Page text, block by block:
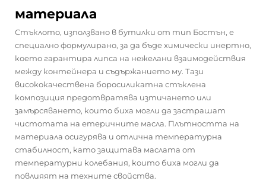
материала
Стъклото, използвано в бутилки от тип Бостън, е
специално формулирано, за да бъде химически инертно,
което гарантира липса на нежелани взаимодействия
между контейнера и съдържанието му. Тази
висококачествена боросиликатна стъклена
композиция предотвратява изтичането или
замърсяването, които биха могли да застрашат
чистотата на етеричните масла. Плътността на
материала осигурява и отлична температурна
стабилност, като защитава маслата от
температурни колебания, които биха могли да
повлияят на техните свойства.